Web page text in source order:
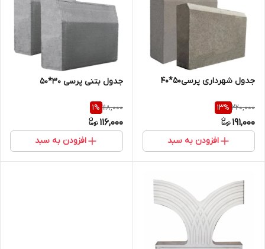
جدول شهرداری پرسی50*40
220,000
13%
191,000
افزودن به سبد
جدول بتنی پرسی 30*50
118,000
1%
116,000
افزودن به سبد